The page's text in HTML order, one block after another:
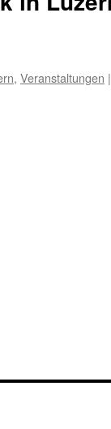
, Veranstaltungen |